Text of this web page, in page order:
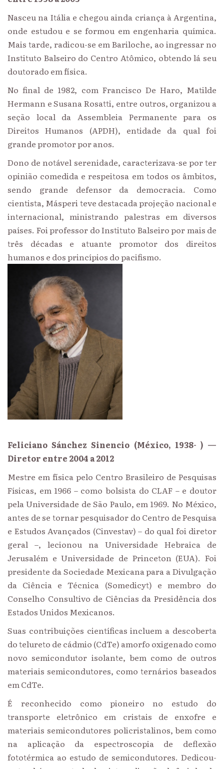
Nasceu na Itália e chegou ainda criança à Argentina,
onde estudou e se formou em engenharia química.
Mais tarde, radicou-se em Bariloche, ao ingressar no
Instituto Balseiro do Centro Atômico, obtendo lá seu
doutorado em física.
No final de 1982, com Francisco De Haro, Matilde
Hermann e Susana Rosatti, entre outros, organizou a
seção local da Assembleia Permanente para os
Direitos Humanos (APDH), entidade da qual foi
grande promotor por anos.
Dono de notável serenidade, caracterizava-se por ter
opinião comedida e respeitosa em todos os âmbitos,
sendo grande defensor da democracia. Como
cientista, Másperi teve destacada projeção nacional e
internacional, ministrando palestras em diversos
países. Foi professor do Instituto Balseiro por mais de
três décadas e atuante promotor dos direitos
humanos e dos princípios do pacifismo.
Feliciano Sánchez Sinencio (México, 1938- ) —
Diretor entre 2004 a 2012
Mestre em física pelo Centro Brasileiro de Pesquisas
Físicas, em 1966 – como bolsista do CLAF – e doutor
pela Universidade de São Paulo, em 1969. No México,
antes de se tornar pesquisador do Centro de Pesquisa
e Estudos Avançados (Cinvestav) – do qual foi diretor
geral –, lecionou na Universidade Hebraica de
Jerusalém e Universidade de Princeton (EUA). Foi
presidente da Sociedade Mexicana para a Divulgação
da Ciência e Técnica (Somedicyt) e membro do
Conselho Consultivo de Ciências da Presidência dos
Estados Unidos Mexicanos.
Suas contribuições científicas incluem a descoberta
do telureto de cádmio (CdTe) amorfo oxigenado como
novo semicondutor isolante, bem como de outros
materiais semicondutores, como ternários baseados
em CdTe.
É reconhecido como pioneiro no estudo do
transporte eletrônico em cristais de enxofre e
materiais semicondutores policristalinos, bem como
na aplicação da espectroscopia de deflexão
fototérmica ao estudo de semicondutores. Dedicou-